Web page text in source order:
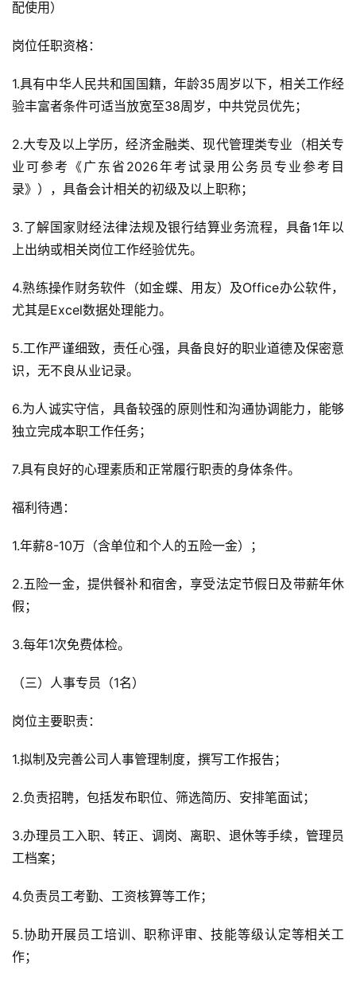
配使用）
岗位任职资格：
1.具有中华人民共和国国籍，年龄35周岁以下，相关工作经
验丰富者条件可适当放宽至38周岁，中共党员优先；
2.大专及以上学历，经济金融类、现代管理类专业（相关专
业可参考《广东省2026年考试录用公务员专业参考目
录》），具备会计相关的初级及以上职称；
3.了解国家财经法律法规及银行结算业务流程，具备1年以
上出纳或相关岗位工作经验优先。
4.熟练操作财务软件（如金蝶、用友）及Office办公软件，
尤其是Excel数据处理能力。
5.工作严谨细致，责任心强，具备良好的职业道德及保密意
识，无不良从业记录。
6.为人诚实守信，具备较强的原则性和沟通协调能力，能够
独立完成本职工作任务；
7.具有良好的心理素质和正常履行职责的身体条件。
福利待遇：
1.年薪8-10万（含单位和个人的五险一金）；
2.五险一金，提供餐补和宿舍，享受法定节假日及带薪年休
假；
3.每年1次免费体检。
（三）人事专员（1名）
岗位主要职责：
1.拟制及完善公司人事管理制度，撰写工作报告；
2.负责招聘，包括发布职位、筛选简历、安排笔面试；
3.办理员工入职、转正、调岗、离职、退休等手续，管理员
工档案；
4.负责员工考勤、工资核算等工作；
5.协助开展员工培训、职称评审、技能等级认定等相关工
作；